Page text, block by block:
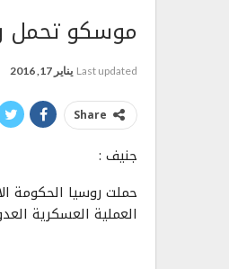
موسكو تحمل
Last updated يناير 17, 2016
Share
جنيف :
حملت روسيا الحكومة
العملية العسكرية